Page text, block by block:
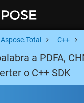
Aspose.Total C++
a PDFA,
o C++ SDK